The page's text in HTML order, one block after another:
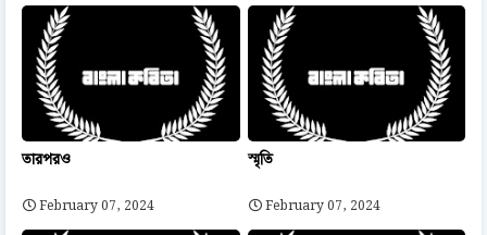
তারপরও
February 07, 2024
স্মৃতি
February 07, 2024